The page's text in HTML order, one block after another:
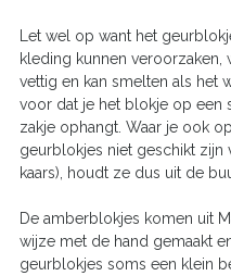
Let wel op want het
kleding kunnen veroorzaken,
vettig en kan smelten als het
voor dat je het blokje op een
zakje ophangt. Waar je ook
geurblokjes niet geschikt zijn
kaars), houdt ze dus uit de
De amberblokjes komen uit
wijze met de hand gemaakt
geurblokjes soms een klein